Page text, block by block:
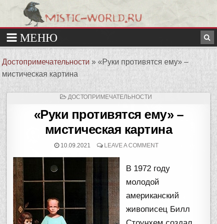
Достопримечательности »«Руки противятся ему» –
мистическая картина
ОПУБЛИКОВАНО
ДОСТОПРИМЕЧАТЕЛЬНОСТИ
«Руки противятся ему» –
мистическая картина
10.09.2021 LEAVE A COMMENT
В 1972 году
молодой
американский
живописец Билл